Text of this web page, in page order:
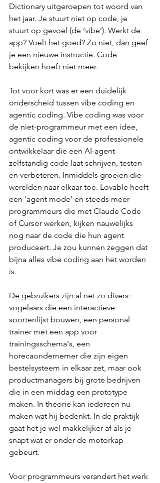
Dictionary uitgeroepen tot woord van
het jaar. Je stuurt niet op code, je
stuurt op gevoel (de ‘vibe’). Werkt de
app? Voelt het goed? Zo niet, dan geef
je een nieuwe instructie. Code
bekijken hoeft niet meer.
Tot voor kort was er een duidelijk
onderscheid tussen vibe coding en
agentic coding. Vibe coding was voor
de niet-programmeur met een idee,
agentic coding voor de professionele
ontwikkelaar die een AI-agent
zelfstandig code laat schrijven, testen
en verbeteren. Inmiddels groeien die
werelden naar elkaar toe. Lovable heeft
een ‘agent mode’ en steeds meer
programmeurs die met Claude Code
of Cursor werken, kijken nauwelijks
nog naar de code die hun agent
produceert. Je zou kunnen zeggen dat
bijna alles vibe coding aan het worden
is.
De gebruikers zijn al net zo divers:
vogelaars die een interactieve
soortenlijst bouwen, een personal
trainer met een app voor
trainingsschema's, een
horecaondernemer die zijn eigen
bestelsysteem in elkaar zet, maar ook
productmanagers bij grote bedrijven
die in een middag een prototype
maken. In theorie kan iedereen nu
maken wat hij bedenkt. In de praktijk
gaat het je wel makkelijker af als je
snapt wat er onder de motorkap
gebeurt.
Voor programmeurs verandert het werk